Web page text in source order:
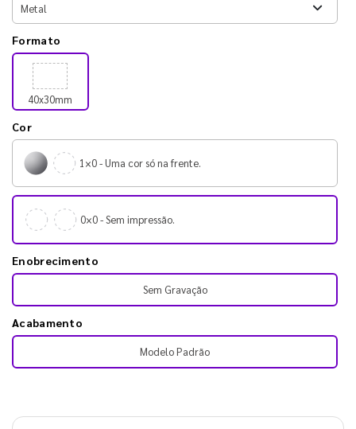
Formato
40x30mm
Cor
1×0 - Uma cor só na frente.
0×0 - Sem impressão.
Enobrecimento
Sem Gravação
Acabamento
Modelo Padrão